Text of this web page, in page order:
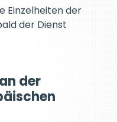
Einzelheiten der
der Dienst
der